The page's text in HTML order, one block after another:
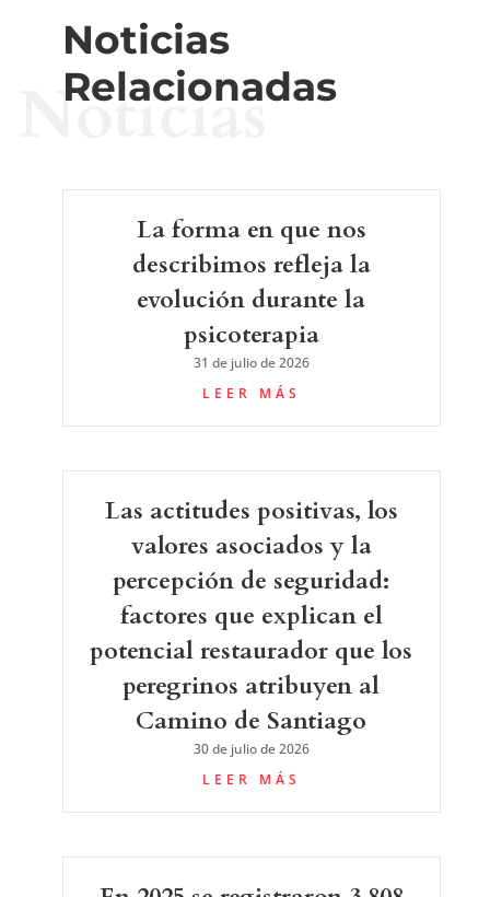
Noticias
Relacionadas
Noticias
La forma en que nos
describimos refleja la
evolución durante la
psicoterapia
31 de julio de 2026
LEER MÁS
Las actitudes positivas, los
valores asociados y la
percepción de seguridad:
factores que explican el
potencial restaurador que los
peregrinos atribuyen al
Camino de Santiago
30 de julio de 2026
LEER MÁS